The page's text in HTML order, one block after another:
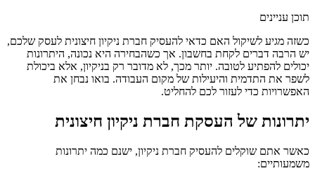
תוכן עניינים
כשזה מגיע לשיקול האם כדאי להעסיק חברת ניקיון חיצונית לעסק שלכם,
יש הרבה דברים לקחת בחשבון. אך כשהבחירה היא נכונה, היתרונות
יכולים להפתיע לטובה. יותר מכך, לא מדובר רק בניקיון, אלא ביכולת
לשפר את התדמית והיעילות של מקום העבודה. בואו נבחן את
האפשרויות כדי לעזור לכם להחליט.
יתרונות של העסקת חברת ניקיון חיצונית
כאשר אתם שוקלים להעסיק חברת ניקיון, ישנם כמה יתרונות
משמעותיים: